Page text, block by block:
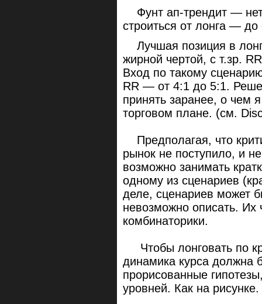
Фунт ап-трендит —
строиться от лонга —
Лучшая позиция в
жирной чертой, с т.зр.
Вход по такому
RR — от 4:1 до 5:1.
принять заранее, о чем
торговом плане. (см.
Предполагая, что
рынок не поступило, и
возможно занимать
одному из сценариев
деле, сценариев может
невозможно описать. Их
комбинаторики.
Чтобы лонговать по
динамика курса должна
прорисованные
уровней. Как на рисунке.